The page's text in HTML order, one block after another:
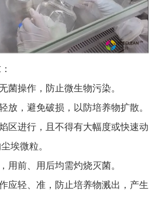
菌操作，防止微生物污染。
放，避免破损，以防培养物扩散。
区进行，且不得有大幅度或快速动
埃微粒。
用前、用后均需灼烧灭菌。
应轻、准，防止培养物溅出，产生